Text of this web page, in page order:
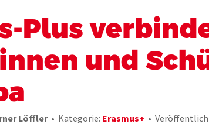
Plus
und
Löffler Kategorie: Erasmus+